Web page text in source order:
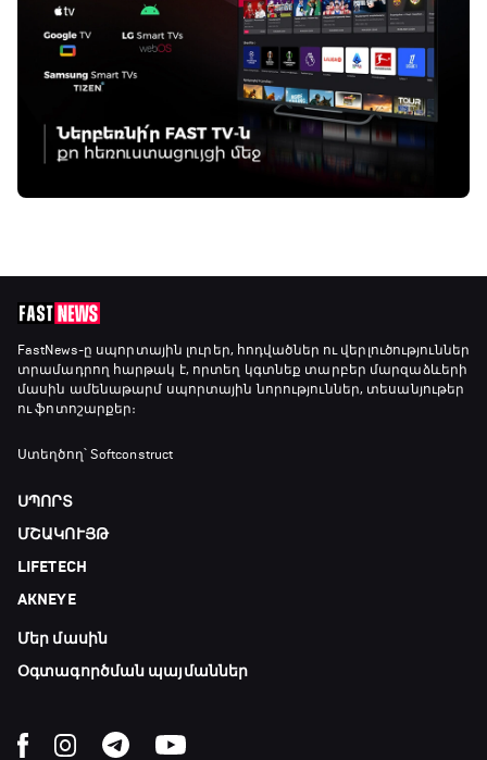
FastNews-ը սպորտային լուրեր, հոդվածներ ու վերլուծություններ
տրամադրող հարթակ է, որտեղ կգտնեք տարբեր մարզաձևերի
մասին ամենաթարմ սպորտային նորություններ, տեսանյութեր
ու ֆոտոշարքեր։
Ստեղծող՝ Softconstruct
ՍՊՈՐՏ
ՄՇԱԿՈՒՅԹ
LIFETECH
AKNEYE
Մեր մասին
Օգտագործման պայմաններ